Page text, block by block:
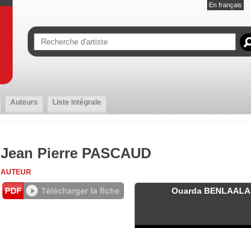
En français
Auteurs Liste intégrale
Jean Pierre PASCAUD
AUTEUR
Ouarda BENLAALA